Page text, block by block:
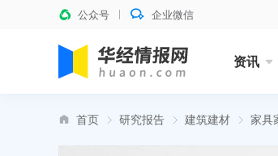
公众号 企业微信
资讯
首页 研究报告 建筑建材 家具